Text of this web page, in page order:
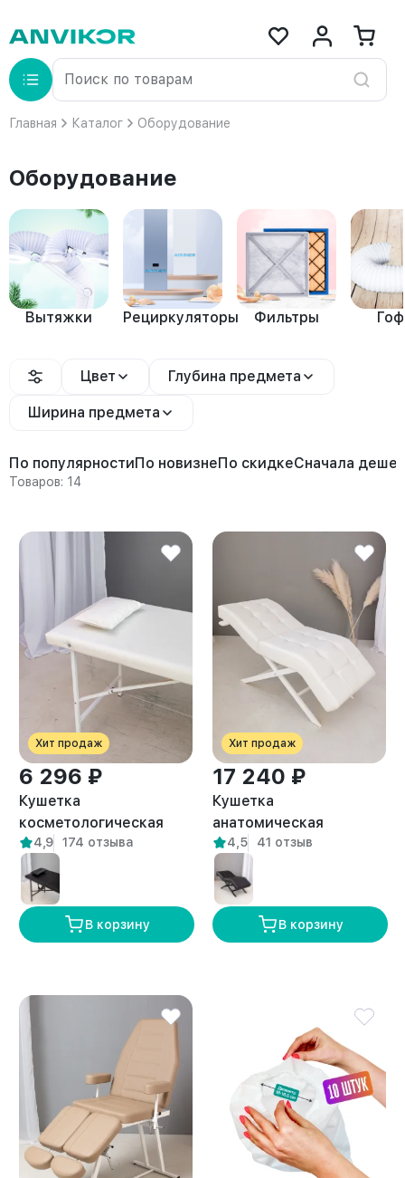
Главная Каталог Оборудование
Оборудование
Вытяжки Рециркуляторы Фильтры
Цвет Глубина предмета
Ширина предмета
По популярностиПо новизнеПо скидкеСначала
Товаров: 14
Хит продаж
6 296 ₽
Кушетка
косметологическая
массажная складная
для ресниц Персе
белая
4,9 174 отзыва
В корзину
Хит продаж
17 240 ₽
Кушетка
анатомическая
косметологическая с
держателем Килини
белая
4,5 41 отзыв
В корзину